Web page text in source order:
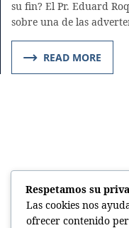
su fin? El Pr. Eduard
sobre una de las
READ MORE
Respetamos su
Las cookies nos
ofrecer contenido